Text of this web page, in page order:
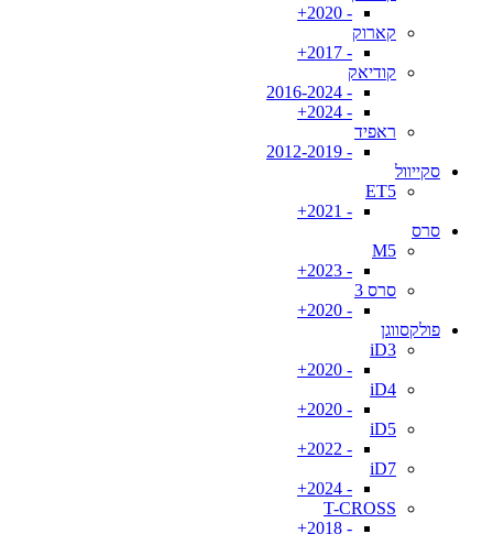
- 2020+
קארוק
- 2017+
קודיאק
- 2016-2024
- 2024+
ראפיד
- 2012-2019
סקייוול
ET5
- 2021+
סרס
M5
- 2023+
סרס 3
- 2020+
פולקסווגן
iD3
- 2020+
iD4
- 2020+
iD5
- 2022+
iD7
- 2024+
T-CROSS
- 2018+